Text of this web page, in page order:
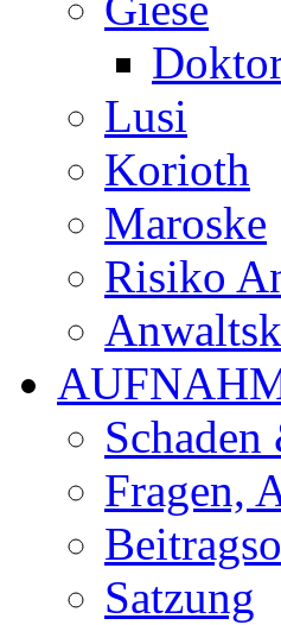
Lusi
Korioth
Maroske
Risiko
Schaden
Fragen,
Satzung